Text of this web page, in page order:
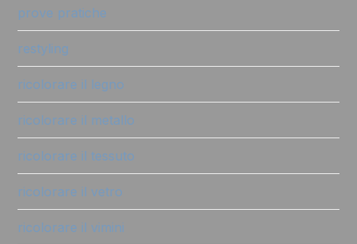
prove pratiche
restyling
ricolorare il legno
ricolorare il metallo
ricolorare il tessuto
ricolorare il vetro
ricolorare il vimini